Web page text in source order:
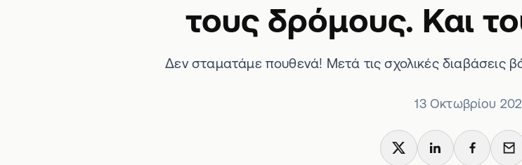
τους δρόμους. Και
Δεν σταματάμε πουθενά! Μετά τις σχολικές διαβάσεις
13 Οκτωβρίου
X LinkedIn